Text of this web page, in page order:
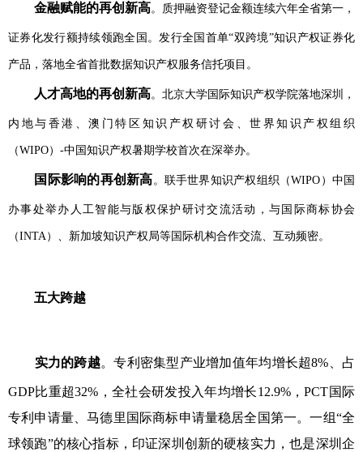
金融赋能的再创新高。质押融资登记金额连续六年全省第一，
证券化发行额持续领跑全国。发行全国首单“双跨境”知识产权证券化
产品，落地全省首批数据知识产权服务信托项目。
人才高地的再创新高。北京大学国际知识产权学院落地深圳，
内地与香港、澳门特区知识产权研讨会、世界知识产权组织
（WIPO）-中国知识产权暑期学校首次在深举办。
国际影响的再创新高。联手世界知识产权组织（WIPO）中国
办事处举办人工智能与版权保护研讨交流活动，与国际商标协会
（INTA）、新加坡知识产权局等国际机构合作交流、互动频密。
五大跨越
实力的跨越。专利密集型产业增加值年均增长超8%、占
GDP比重超32%，全社会研发投入年均增长12.9%，PCT国际
专利申请量、马德里国际商标申请量稳居全国第一。一组“全
球领跑”的核心指标，印证深圳创新的硬核实力，也是深圳企